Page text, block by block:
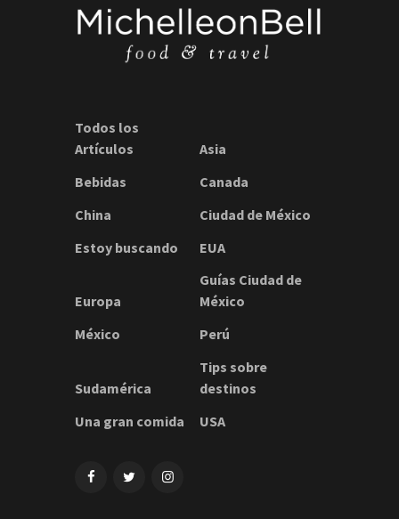
Todos los
Artículos
Asia
Bebidas
Canada
China
Ciudad de México
Estoy buscando
EUA
Europa
Guías Ciudad de
México
México
Perú
Sudamérica
Tips sobre
destinos
Una gran comida
USA